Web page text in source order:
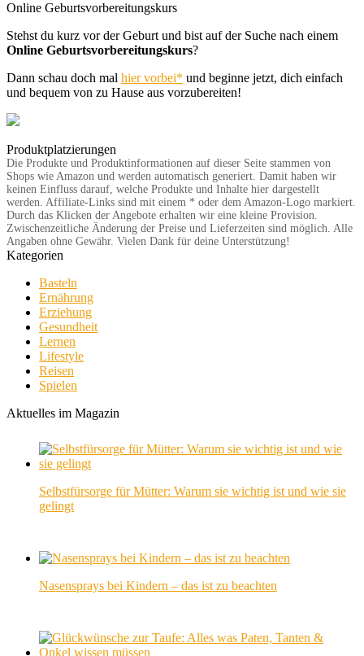
Online Geburtsvorbereitungskurs
Stehst du kurz vor der Geburt und bist auf der Suche nach einem
Online Geburtsvorbereitungskurs?
Dann schau doch mal hier vorbei* und beginne jetzt, dich einfach
und bequem von zu Hause aus vorzubereiten!
Produktplatzierungen
Kategorien
Basteln
Ernährung
Erziehung
Gesundheit
Lernen
Lifestyle
Reisen
Spielen
Aktuelles im Magazin
Selbstfürsorge für Mütter: Warum sie wichtig ist und wie sie
gelingt
Nasensprays bei Kindern – das ist zu beachten